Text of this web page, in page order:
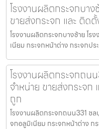
โรงงานผลิตกระจกบา
ขายส่งกระจก และ ติด
โรงงานผลิตกระจกบางซ้าย โร
เนียม กระจกหน้าต่าง กระจกป
โรงงานผลิตกระจกถน
จำหน่าย ขายส่งกระจ
ถูก
โรงงานผลิตกระจกถนน331 ชล
จกอลูมิเนียม กระจกหน้าต่าง ก